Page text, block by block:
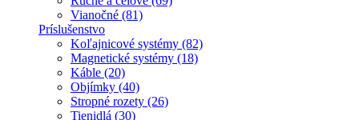
Vianočné (81)
Príslušenstvo
Koľajnicové systémy (82)
Magnetické systémy (18)
Káble (20)
Objímky (40)
Stropné rozety (26)
Tienidlá (30)